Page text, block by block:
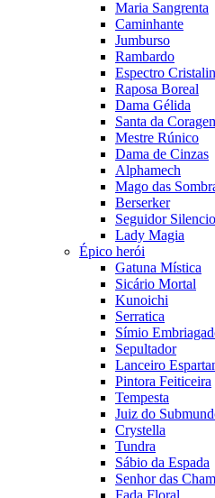
Maria Sangrenta
Caminhante
Jumburso
Rambardo
Espectro
Raposa Boreal
Dama Gélida
Santa da
Mestre Rúnico
Dama de Cinzas
Alphamech
Mago das
Berserker
Seguidor
Lady Magia
Épico herói
Gatuna Mística
Sicário Mortal
Kunoichi
Serratica
Símio
Sepultador
Lanceiro
Pintora Feiticeira
Tempesta
Juiz do
Crystella
Tundra
Sábio da Espada
Senhor das